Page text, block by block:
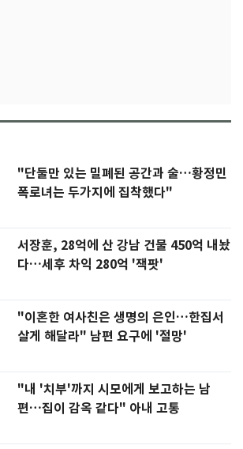
"단둘만 있는 밀폐된 공간과 술…황정민
폭로녀는 두가지에 집착했다"
서장훈, 28억에 산 강남 건물 450억 내놨
다…세후 차익 280억 '잭팟'
"이혼한 여사친은 생명의 은인…한집서
살게 해달라" 남편 요구에 '절망'
"내 '치부'까지 시모에게 보고하는 남
편…집이 감옥 같다" 아내 고통